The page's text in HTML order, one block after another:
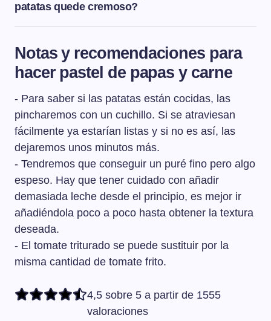
patatas quede cremoso?
Para que el puré de patata o puré de papa nos quede
del puré. Cuanta más cantidad de mantequilla, más
cremoso nos quedará el puré.
Notas y recomendaciones para
hacer pastel de papas y carne
- Para saber si las patatas están cocidas, las
pincharemos con un cuchillo. Si se atraviesan
fácilmente ya estarían listas y si no es así, las
dejaremos unos minutos más.
- Tendremos que conseguir un puré fino pero algo
espeso. Hay que tener cuidado con añadir
demasiada leche desde el principio, es mejor ir
añadiéndola poco a poco hasta obtener la textura
deseada.
- El tomate triturado se puede sustituir por la
misma cantidad de tomate frito.
4,5 sobre 5 a partir de 1555
valoraciones